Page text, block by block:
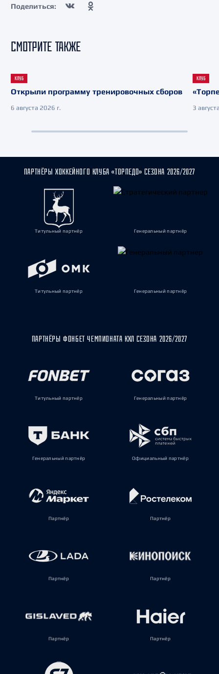
Поделиться:
СМОТРИТЕ ТАКЖЕ
КЛУБ
Открыли программу тренировочных сборов
6 августа 2026 г.
КЛУБ
3
ПАРТНЁРЫ ХОККЕЙНОГО КЛУБА «ТОРПЕДО» СЕЗОНА 2026/2027
Титульный партнёр Генеральный партнёр
Титульный партнёр Генеральный партнёр
ПАРТНЁРЫ ФОНБЕТ ЧЕМПИОНАТА КХЛ СЕЗОНА 2026/2027
Титульный партнёр Генеральный партнёр
Генеральный партнёр Официальный партнёр
Партнёр Партнёр
Партнёр Партнёр
Партнёр Партнёр